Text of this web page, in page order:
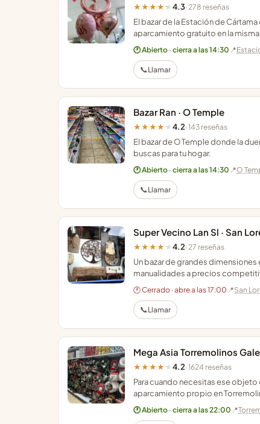
★★★★★ 4.3· 278 reseñas
El bazar de la Estación de
aparcamiento gratuito en la
🕐 Abierto · cierra a las 14:30 📍
📞Llamar
Bazar Ran · O Temple
★★★★★ 4.2· 143 reseñas
El bazar de O Temple donde la
buscas para tu hogar.
🕐 Abierto · cierra a las 14:30 📍O
📞Llamar
Super Vecino Lan Sl · San
★★★★★ 4.2· 27 reseñas
Un bazar de grandes
manualidades a precios
🕐 Cerrado · abre a las 17:00 📍San
📞Llamar
Mega Asia Torremolinos
★★★★★ 4.2· 1624 reseñas
Para cuando necesitas ese
aparcamiento propio en
🕐 Abierto · cierra a las 22:00 📍